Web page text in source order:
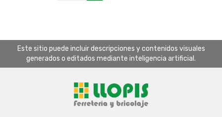
Este sitio puede incluir descripciones y contenidos visuales
generados o editados mediante inteligencia artificial.